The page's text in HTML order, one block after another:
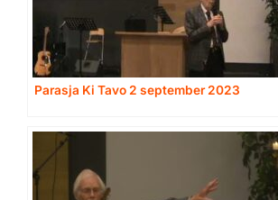
Parasja Ki Tavo 2 september 2023